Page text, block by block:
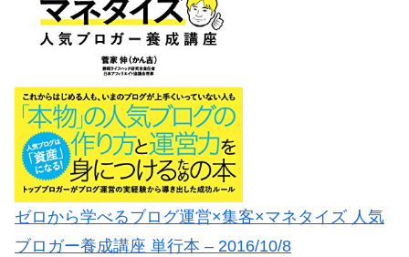
ゼロから学べるブログ運営×集客×マネタイズ 人気
ブロガー養成講座 単行本 – 2016/10/8